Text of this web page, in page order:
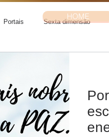
Portais Sexta dimensão
HOME